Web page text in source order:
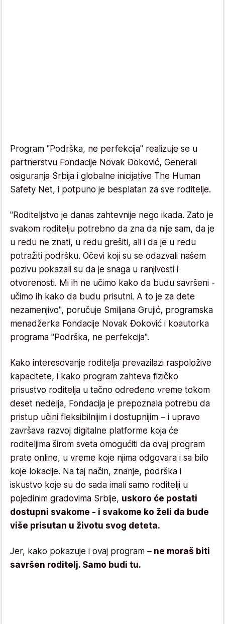
Program "Podrška, ne perfekcija" realizuje se u
partnerstvu Fondacije Novak Đoković, Generali
osiguranja Srbija i globalne inicijative The Human
Safety Net, i potpuno je besplatan za sve roditelje.
"Roditeljstvo je danas zahtevnije nego ikada. Zato je
svakom roditelju potrebno da zna da nije sam, da je
u redu ne znati, u redu grešiti, ali i da je u redu
potražiti podršku. Očevi koji su se odazvali našem
pozivu pokazali su da je snaga u ranjivosti i
otvorenosti. Mi ih ne učimo kako da budu savršeni -
učimo ih kako da budu prisutni. A to je za dete
nezamenjivo", poručuje Smiljana Grujić, programska
menadžerka Fondacije Novak Đoković i koautorka
programa "Podrška, ne perfekcija".
Kako interesovanje roditelja prevazilazi raspoložive
kapacitete, i kako program zahteva fizičko
prisustvo roditelja u tačno određeno vreme tokom
deset nedelja, Fondacija je prepoznala potrebu da
pristup učini fleksibilnijim i dostupnijim – i upravo
završava razvoj digitalne platforme koja će
roditeljima širom sveta omogućiti da ovaj program
prate online, u vreme koje njima odgovara i sa bilo
koje lokacije. Na taj način, znanje, podrška i
iskustvo koje su do sada imali samo roditelji u
pojedinim gradovima Srbije, uskoro će postati
dostupni svakome - i svakome ko želi da bude
više prisutan u životu svog deteta.
Jer, kako pokazuje i ovaj program – ne moraš biti
savršen roditelj. Samo budi tu.